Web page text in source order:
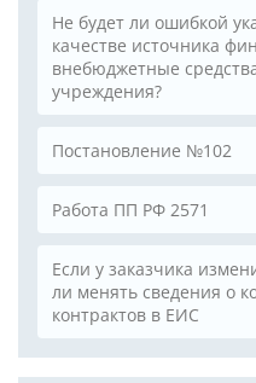
Не будет ли ошибкой
качестве источника
внебюджетные
учреждения?
Постановление №102
Работа ПП РФ 2571
Если у заказчика
ли менять сведения о
контрактов в ЕИС